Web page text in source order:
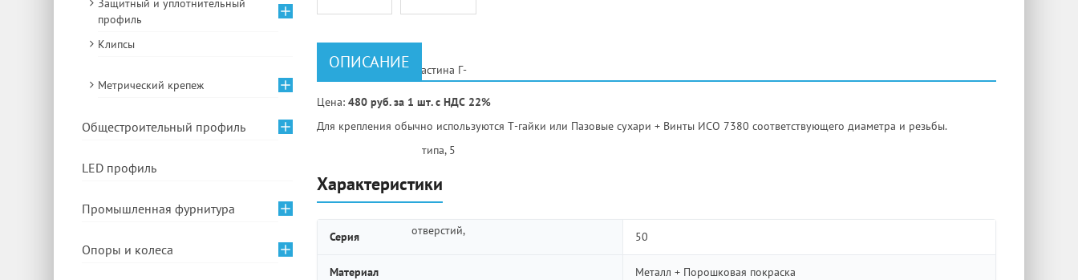
ОПИСАНИЕ
Цена: 480 руб. за 1 шт. с НДС 22%
Для крепления обычно используются Т-гайки или Пазовые сухари + Винты ИСО 7380 соответствующего диаметра и резьбы.
Характеристики
Серия 50
Материал Металл + Порошковая покраска
Защитный и уплотнительный
профиль
Клипсы
Метрический крепеж
Общестроительный профиль
LED профиль
Промышленная фурнитура
Опоры и колеса